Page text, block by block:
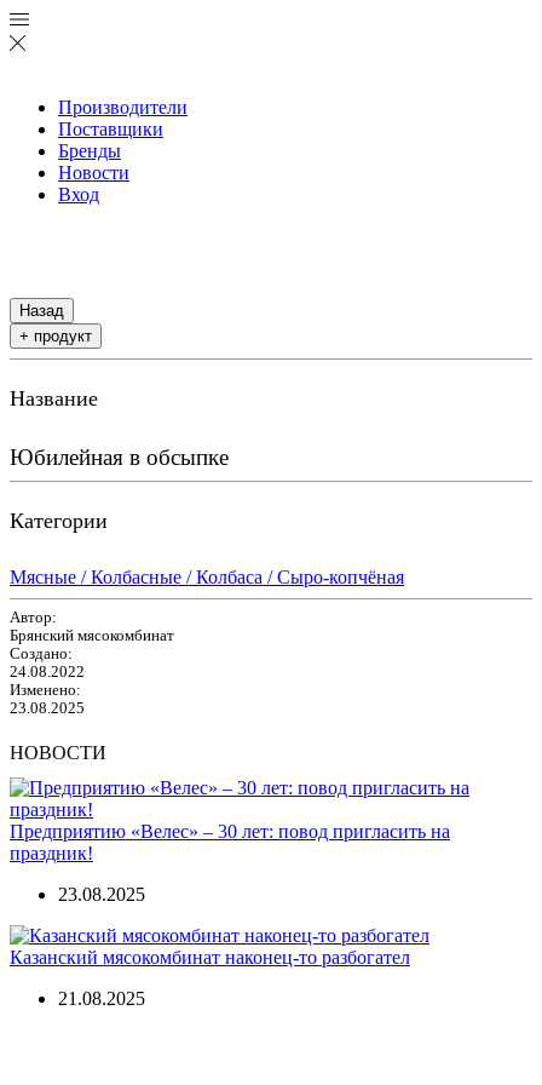
Производители
Поставщики
Бренды
Новости
Вход
Назад
+ продукт
Название
Юбилейная в обсыпке
Категории
Мясные / Колбасные / Колбаса / Сыро-копчёная
Автор:
Брянский мясокомбинат
Создано:
24.08.2022
Изменено:
23.08.2025
НОВОСТИ
Предприятию «Велес» – 30 лет: повод пригласить на
праздник!
23.08.2025
Казанский мясокомбинат наконец-то разбогател
21.08.2025